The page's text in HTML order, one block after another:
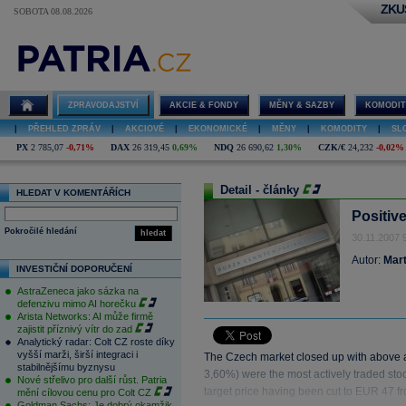
SOBOTA 08.08.2026
ZPRAVODAJSTVÍ AKCIE & FONDY MĚNY & SAZBY
PŘEHLED ZPRÁV AKCIOVÉ EKONOMICKÉ MĚNY KOMODITY
PX 2 785,07 -0,71% DAX 26 319,45 0,69% NDQ 26 690,62 1,30% CZK/€ 24,232 -0,02%
HLEDAT V KOMENTÁŘÍCH
hledat
Pokročilé hledání
INVESTIČNÍ DOPORUČENÍ
AstraZeneca jako sázka na
defenzivu mimo AI horečku
Arista Networks: AI může firmě
zajistit příznivý vítr do zad
Analytický radar: Colt CZ roste díky
vyšší marži, širší integraci i
stabilnějšímu byznysu
Nové střelivo pro další růst. Patria
mění cílovou cenu pro Colt CZ
Detail - články
30.11.2007
Autor:
The Czech market closed up with
3,60%) were the most actively traded
target price having been cut to EUR 47